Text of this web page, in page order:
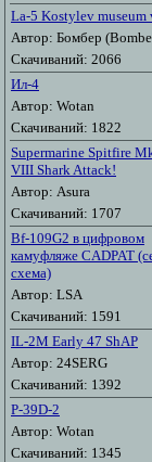
La-5 Kostylev
Автор: Бомбер
Скачиваний: 2066
Ил-4
Автор: Wotan
Скачиваний: 1822
Supermarine Spitfire
VIII Shark Attack!
Автор: Asura
Скачиваний: 1707
Bf-109G2 в цифровом
камуфляже CADPAT
схема)
Автор: LSA
Скачиваний: 1591
IL-2M Early 47 ShAP
Автор: 24SERG
Скачиваний: 1392
P-39D-2
Автор: Wotan
Скачиваний: 1345